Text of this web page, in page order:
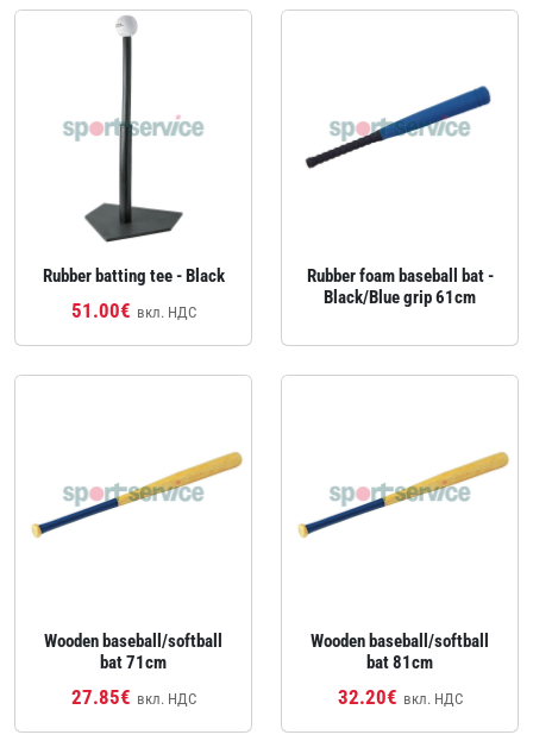
Rubber batting tee - Black
51.00€ вкл. НДС
Rubber foam baseball bat -
Black/Blue grip 61cm
Wooden baseball/softball
bat 71cm
27.85€ вкл. НДС
Wooden baseball/softball
bat 81cm
32.20€ вкл. НДС